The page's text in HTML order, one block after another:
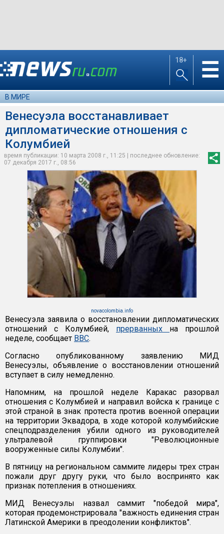
18+ ☰
В МИРЕ
Венесуэла восстанавливает
дипломатические отношения с
Колумбией
время публикации: 10 марта 2008 г., 11:25 | последнее обновление:
07 декабря 2017 г., 08:56
novacolombia.info
Венесуэла заявила о восстановлении дипломатических
отношений с Колумбией, прерванных на прошлой
неделе, сообщает ВВС.
Согласно опубликованному заявлению МИД
Венесуэлы, объявление о восстановлении отношений
вступает в силу немедленно.
Напомним, на прошлой неделе Каракас разорвал
отношения с Колумбией и направил войска к границе с
этой страной в знак протеста против военной операции
на территории Эквадора, в ходе которой колумбийские
спецподразделения убили одного из руководителей
ультралевой группировки "Революционные
вооруженные силы Колумбии".
В пятницу на региональном саммите лидеры трех стран
пожали друг другу руки, что было воспринято как
признак потепления в отношениях.
МИД Венесуэлы назвал саммит "победой мира",
которая продемонстрировала "важность единения стран
Латинской Америки в преодолении конфликтов".